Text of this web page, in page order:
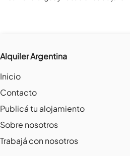
Alquiler Argentina
Inicio
Contacto
Publicá tu alojamiento
Sobre nosotros
Trabajá con nosotros